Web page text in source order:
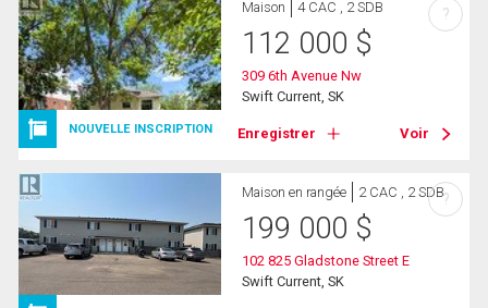
NOUVELLE INSCRIPTION
Maison 4 CAC , 2 SDB
112 000 $
309 6th Avenue Nw
Swift Current, SK
Enregistrer Voir
?
Maison en rangée 2 CAC , 2 SDB
199 000 $
102 825 Gladstone Street E
Swift Current, SK
?